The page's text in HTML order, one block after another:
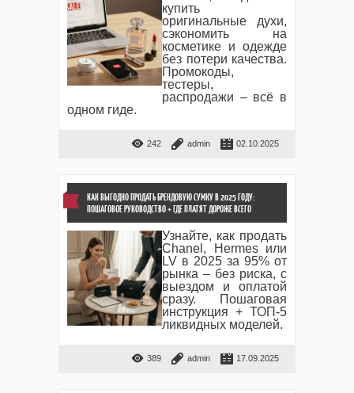
купить
оригинальные духи,
сэкономить на
косметике и одежде
без потери качества.
Промокоды,
тестеры,
распродажи – всё в
одном гиде.
242 admin 02.10.2025
КАК ВЫГОДНО ПРОДАТЬ БРЕНДОВУЮ СУМКУ В 2025 ГОДУ:
ПОШАГОВОЕ РУКОВОДСТВО + ГДЕ ПЛАТЯТ ДОРОЖЕ ВСЕГО
Узнайте, как продать
Chanel, Hermes или
LV в 2025 за 95% от
рынка – без риска, с
выездом и оплатой
сразу. Пошаговая
инструкция + ТОП-5
ликвидных моделей.
389 admin 17.09.2025